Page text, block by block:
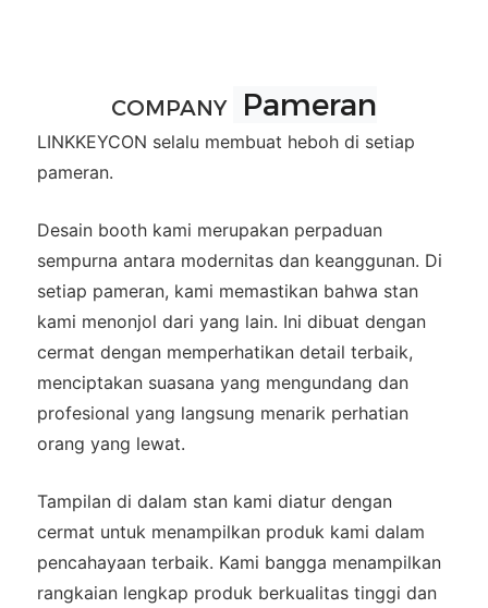
COMPANY Pameran
LINKKEYCON selalu membuat heboh di setiap
pameran.
Desain booth kami merupakan perpaduan
sempurna antara modernitas dan keanggunan. Di
setiap pameran, kami memastikan bahwa stan
kami menonjol dari yang lain. Ini dibuat dengan
cermat dengan memperhatikan detail terbaik,
menciptakan suasana yang mengundang dan
profesional yang langsung menarik perhatian
orang yang lewat.
Tampilan di dalam stan kami diatur dengan
cermat untuk menampilkan produk kami dalam
pencahayaan terbaik. Kami bangga menampilkan
rangkaian lengkap produk berkualitas tinggi dan